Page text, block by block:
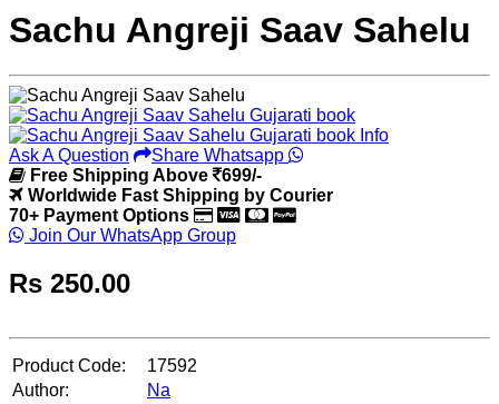
Sachu Angreji Saav Sahelu
Ask A Question
Share Whatsapp
Free Shipping Above
699/-
Worldwide Fast Shipping by Courier
70+ Payment Options
Join Our WhatsApp Group
Rs 250.00
Product Code:
17592
Author:
Na